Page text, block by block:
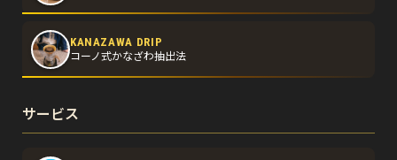
KANAZAWA DRIP
コーノ式かなざわ抽出法
サービス